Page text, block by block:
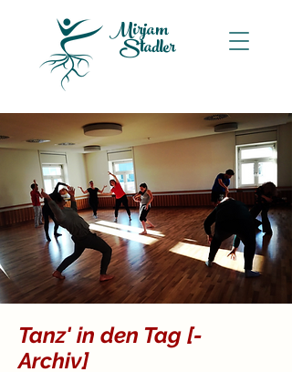
Stadler
Mirjam
Tanz' in den Tag [-
Archiv]